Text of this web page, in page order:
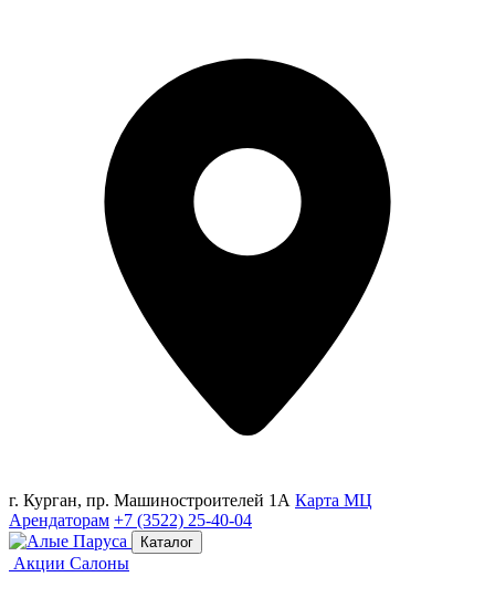
г. Курган, пр. Машиностроителей 1А Карта МЦ
Арендаторам +7 (3522) 25-40-04
Каталог
Акции Салоны